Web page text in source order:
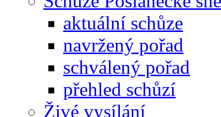
aktuální schůze
navržený pořad
schválený pořad
přehled schůzí
Živé vysílání